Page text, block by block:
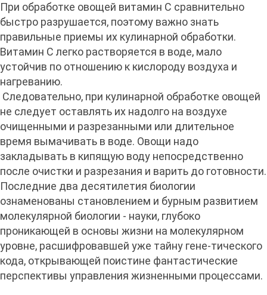
При обработке овощей витамин С сравнительно
быстро разрушается, поэтому важно знать
правильные приемы их кулинарной обработки.
Витамин С легко растворяется в воде, мало
устойчив по отношению к кислороду воздуха и
нагреванию.
Следовательно, при кулинарной обработке овощей
не следует оставлять их надолго на воздухе
очищенными и разрезанными или длительное
время вымачивать в воде. Овощи надо
закладывать в кипящую воду непосредственно
после очистки и разрезания и варить до готовности.
Последние два десятилетия биологии
ознаменованы становлением и бурным развитием
молекулярной биологии - науки, глубоко
проникающей в основы жизни на молекулярном
уровне, расшифровавшей уже тайну гене-тического
кода, открывающей поистине фантастические
перспективы управления жизненными процессами.